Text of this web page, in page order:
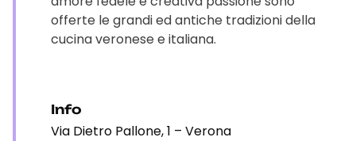
offerte le grandi ed antiche tradizioni della
cucina veronese e italiana.
Info
Via Dietro Pallone, 1 – Verona